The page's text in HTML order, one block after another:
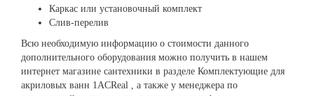
Каркас или установочный комплект
Слив-перелив
Всю необходимую информацию о стоимости данного
дополнительного оборудования можно получить в нашем
интернет магазине сантехники в разделе Комплектующие для
акриловых ванн 1ACReal , а также у менеджера по